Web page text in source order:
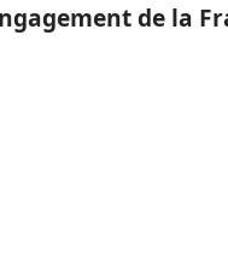
de la